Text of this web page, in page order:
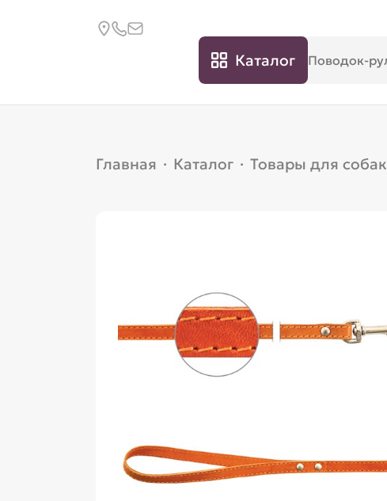
Каталог
Главная · Каталог · Товары для собак